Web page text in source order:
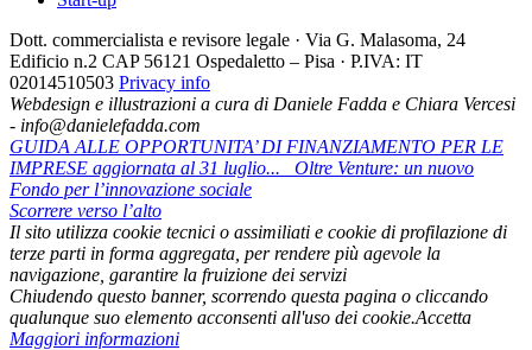
Dott. commercialista e revisore legale · Via G. Malasoma, 24
Edificio n.2 CAP 56121 Ospedaletto – Pisa · P.IVA: IT
02014510503 Privacy info
Webdesign e illustrazioni a cura di Daniele Fadda e Chiara Vercesi
- info@danielefadda.com
GUIDA ALLE OPPORTUNITA’ DI FINANZIAMENTO PER LE
IMPRESE aggiornata al 31 luglio...
Oltre Venture: un nuovo
Fondo per l’innovazione sociale
Scorrere verso l’alto
Il sito utilizza cookie tecnici o assimiliati e cookie di profilazione di
terze parti in forma aggregata, per rendere più agevole la
navigazione, garantire la fruizione dei servizi
Chiudendo questo banner, scorrendo questa pagina o cliccando
qualunque suo elemento acconsenti all'uso dei cookie.Accetta
Maggiori informazioni